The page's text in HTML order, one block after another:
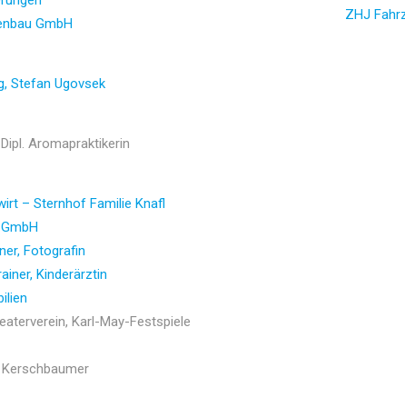
GmbH
Stefan Ugovsek
Aromapraktikerin
– Sternhof Familie Knafl
Fotografin
Kinderärztin
Karl-May-Festspiele
ZHJ